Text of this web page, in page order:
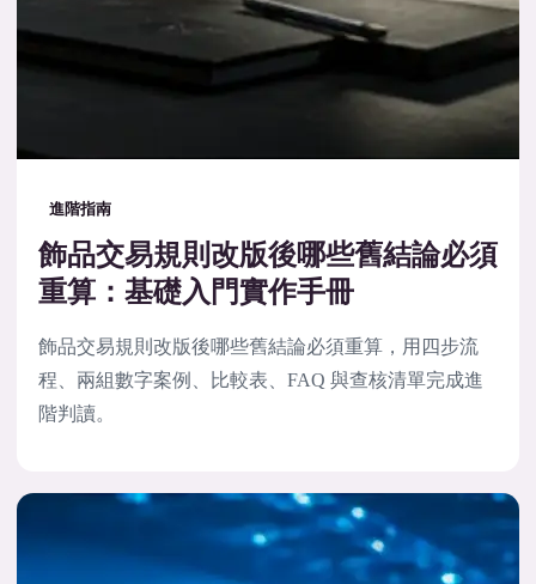
進階指南
飾品交易規則改版後哪些舊結論必須
重算：基礎入門實作手冊
飾品交易規則改版後哪些舊結論必須重算，用四步流
程、兩組數字案例、比較表、FAQ 與查核清單完成進
階判讀。